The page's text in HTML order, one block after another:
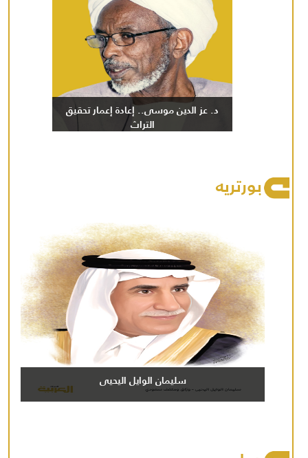
د. عز الدين موسى.. إعادة إعمار تحقيق
التراث
بورتريه
سليمان الوايل اليحيى